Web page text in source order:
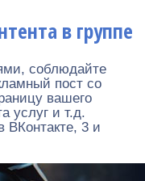
в группе
соблюдайте
пост со
вашего
услуг и т.д.
ВКонтакте, 3 и